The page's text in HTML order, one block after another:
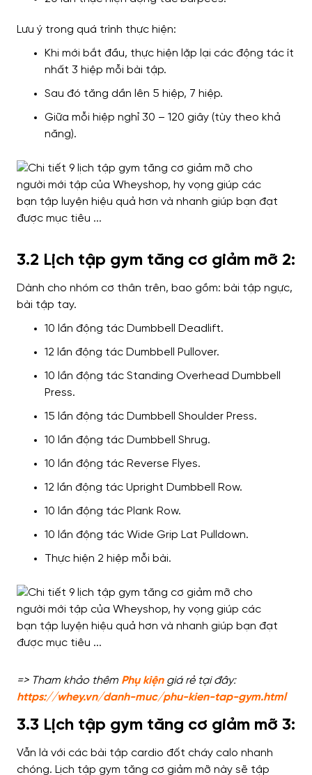
Lưu ý trong quá trình thực hiện:
Khi mới bắt đầu, thực hiện lặp lại các động tác ít
nhất 3 hiệp mỗi bài tập.
Sau đó tăng dần lên 5 hiệp, 7 hiệp.
Giữa mỗi hiệp nghỉ 30 – 120 giây (tùy theo khả
năng).
3.2 Lịch tập gym tăng cơ giảm mỡ 2:
Dành cho nhóm cơ thân trên, bao gồm: bài tập ngực,
bài tập tay.
10 lần động tác Dumbbell Deadlift.
12 lần động tác Dumbbell Pullover.
10 lần động tác Standing Overhead Dumbbell
Press.
15 lần động tác Dumbbell Shoulder Press.
10 lần động tác Dumbbell Shrug.
10 lần động tác Reverse Flyes.
12 lần động tác Upright Dumbbell Row.
10 lần động tác Plank Row.
10 lần động tác Wide Grip Lat Pulldown.
Thực hiện 2 hiệp mỗi bài.
=> Tham khảo thêm Phụ kiện giá rẻ tại đây:
https://whey.vn/danh-muc/phu-kien-tap-gym.html
3.3 Lịch tập gym tăng cơ giảm mỡ 3:
Vẫn là với các bài tập cardio đốt cháy calo nhanh
chóng. Lịch tập gym tăng cơ giảm mỡ này sẽ tập